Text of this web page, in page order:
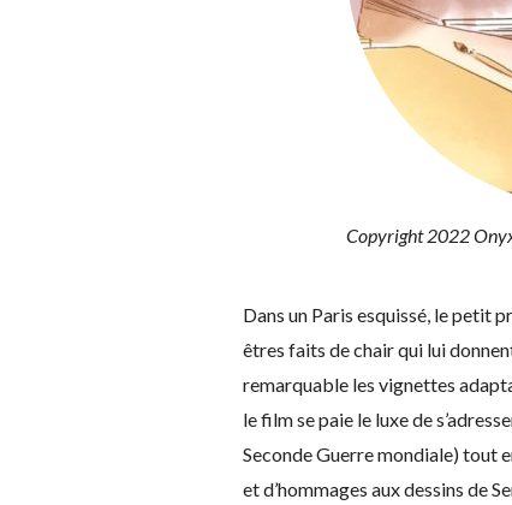
Copyright 2022
Dans un Paris esquissé, le petit
êtres faits de chair qui lui
remarquable les vignettes
le film se paie le luxe de
Seconde Guerre mondiale) tout
et d’hommages aux dessins de